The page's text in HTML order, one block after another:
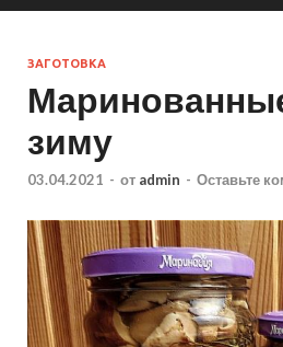
ЗАГОТОВКА
зиму
03.04.2021 - от admin - Оставьте